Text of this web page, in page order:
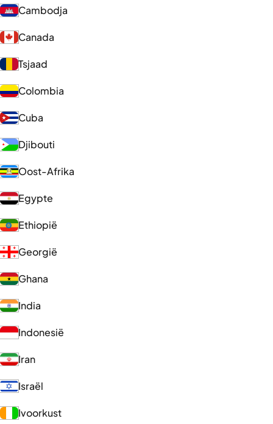
Cambodja
Canada
Tsjaad
Colombia
Cuba
Djibouti
Oost-Afrika
Egypte
Ethiopië
Georgië
Ghana
India
Indonesië
Iran
Israël
Ivoorkust